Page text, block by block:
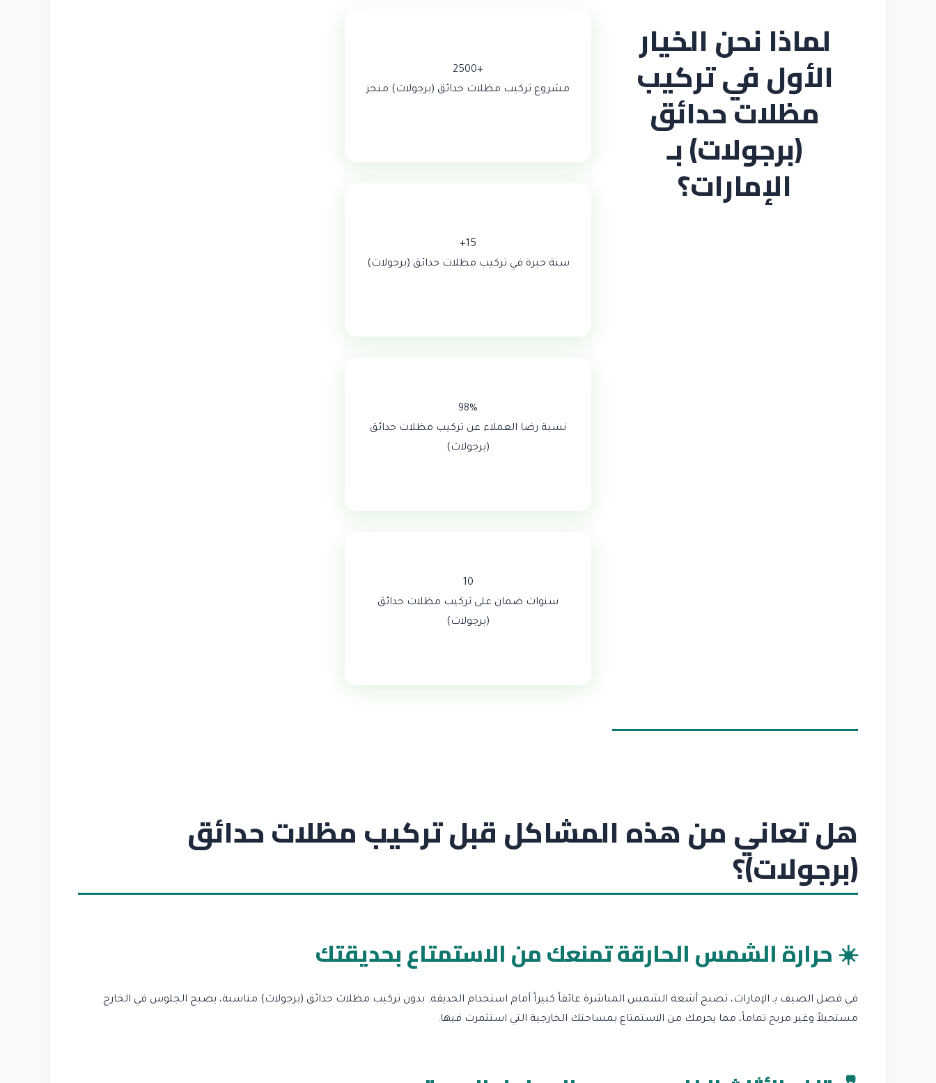
لماذا نحن الخيار
الأول في تركيب
مظلات حدائق
(برجولات) بـ
الإمارات؟
+2500
مشروع تركيب مظلات حدائق (برجولات) منجز
15+
سنة خبرة في تركيب مظلات حدائق (برجولات)
98%
نسبة رضا العملاء عن تركيب مظلات حدائق
(برجولات)
10
سنوات ضمان على تركيب مظلات حدائق
(برجولات)
هل تعاني من هذه المشاكل قبل تركيب مظلات حدائق
(برجولات)؟
☀️ حرارة الشمس الحارقة تمنعك من الاستمتاع بحديقتك
في فصل الصيف بـ الإمارات، تصبح أشعة الشمس المباشرة عائقاً كبيراً أمام استخدام الحديقة. بدون تركيب مظلات حدائق (برجولات) مناسبة، يصبح الجلوس في الخارج
مستحيلاً وغير مريح تماماً، مما يحرمك من الاستمتاع بمساحتك الخارجية التي استثمرت فيها.